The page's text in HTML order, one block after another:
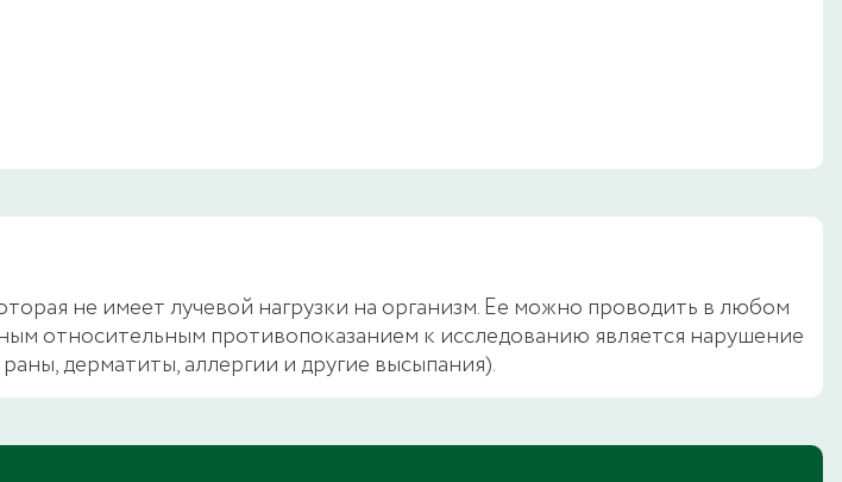
не имеет лучевой нагрузки на организм. Ее можно проводить в любом
относительным противопоказанием к исследованию является нарушение
дерматиты, аллергии и другие высыпания).